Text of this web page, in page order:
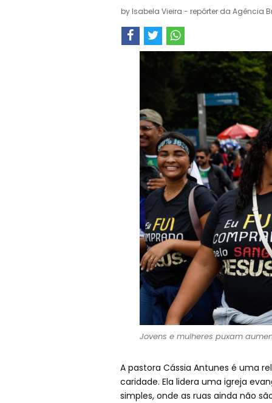
by Isabela Vieira - repórter da Agência
Jovens e mulheres puxam
A pastora Cássia Antunes é uma
caridade. Ela lidera uma igreja
simples, onde as ruas ainda não